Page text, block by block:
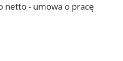
netto - umowa o pracę